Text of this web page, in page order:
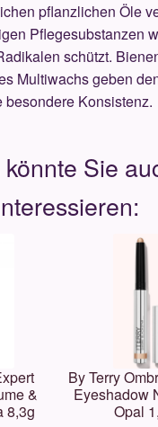
pflanzlichen Öle
Pflegesubstanzen
schützt.
Multiwachs geben
besondere Konsistenz.
&
8,3g
By Terry
Eyeshadow
Opal